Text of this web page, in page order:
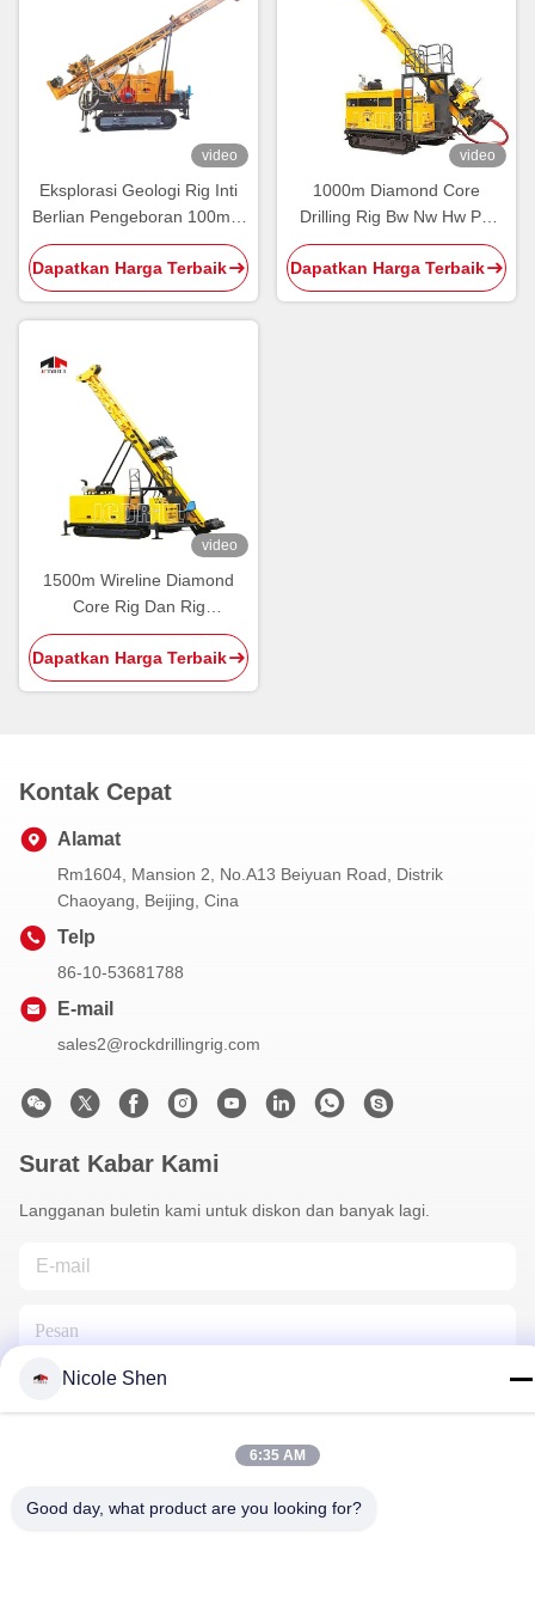
video
Eksplorasi Geologi Rig Inti
Berlian Pengeboran 100mm
Dan Rig Pertambangan
Dapatkan Harga Terbaik
video
1000m Diamond Core
Drilling Rig Bw Nw Hw Pw
Wireline Equipment Untuk
Cold Mining
Dapatkan Harga Terbaik
video
1500m Wireline Diamond
Core Rig Dan Rig
Pertambangan Eksplorasi
Geologi
Dapatkan Harga Terbaik
Kontak Cepat
Alamat
Rm1604, Mansion 2, No.A13 Beiyuan Road, Distrik
Chaoyang, Beijing, Cina
Telp
86-10-53681788
E-mail
sales2@rockdrillingrig.com
Surat Kabar Kami
Langganan buletin kami untuk diskon dan banyak lagi.
Nicole Shen
6:35 AM
Good day, what product are you looking for?